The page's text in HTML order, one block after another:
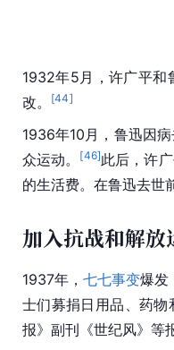
1932年5月，许广平和
改。
[44]
1936年10月，鲁迅因
众运动。
[46]此后，许
的生活费。在鲁迅去世
加入抗战和解放
1937年， 七七事变爆发
士们募捐日用品、药
报》副刊《世纪风》等